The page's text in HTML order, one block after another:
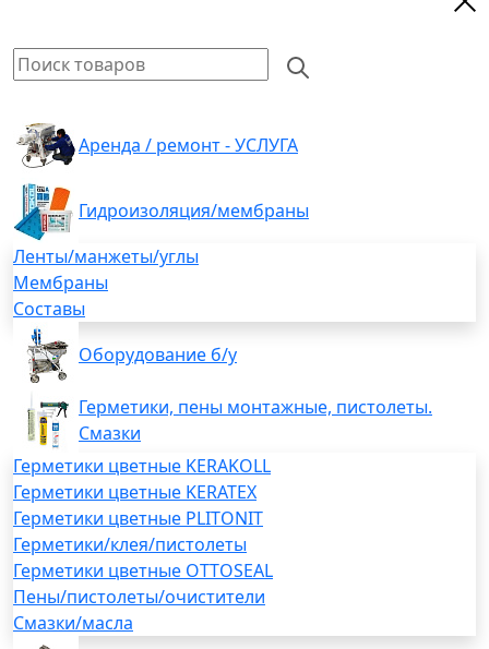
Аренда / ремонт - УСЛУГА
Гидроизоляция/мембраны
Ленты/манжеты/углы
Мембраны
Составы
Оборудование б/у
Герметики, пены монтажные, пистолеты.
Смазки
Герметики цветные KERAKOLL
Герметики цветные KERATEX
Герметики цветные PLITONIT
Герметики/клея/пистолеты
Герметики цветные OTTOSEAL
Пены/пистолеты/очистители
Смазки/масла